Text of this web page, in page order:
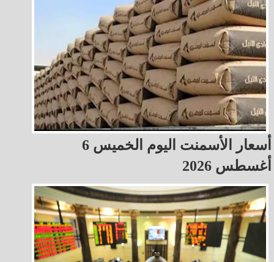
أسعار الأسمنت اليوم الخميس 6
أغسطس 2026